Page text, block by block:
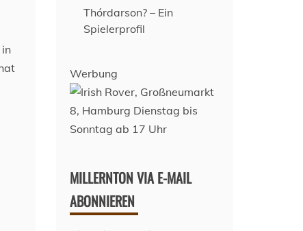
Thórdarson? – Ein
Spielerprofil
Werbung
MILLERNTON VIA E-MAIL
ABONNIEREN